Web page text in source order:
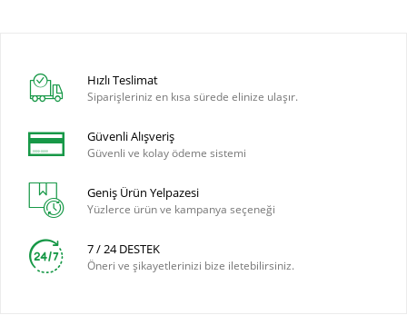
Hızlı Teslimat
Siparişleriniz en kısa sürede elinize ulaşır.
Güvenli Alışveriş
Güvenli ve kolay ödeme sistemi
Geniş Ürün Yelpazesi
Yüzlerce ürün ve kampanya seçeneği
7 / 24 DESTEK
Öneri ve şikayetlerinizi bize iletebilirsiniz.